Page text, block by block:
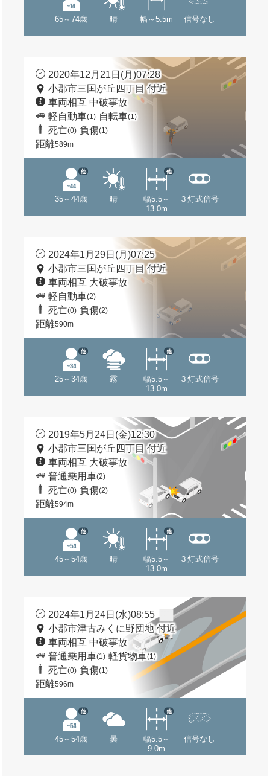
65～74歳 晴 幅～5.5m 信号なし
2020年12月21日(月)07:28
小郡市三国が丘四丁目 付近
車両相互 中破事故
軽自動車(1) 自転車(1)
死亡(0) 負傷(1)
距離589m
35～44歳
他
晴
幅5.5～
13.0m
他
３灯式信号
2024年1月29日(月)07:25
小郡市三国が丘四丁目 付近
車両相互 大破事故
軽自動車(2)
死亡(0) 負傷(2)
距離590m
25～34歳
他
霧
幅5.5～
13.0m
他
３灯式信号
2019年5月24日(金)12:30
小郡市三国が丘四丁目 付近
車両相互 大破事故
普通乗用車(2)
死亡(0) 負傷(2)
距離594m
45～54歳
他
晴
幅5.5～
13.0m
他
３灯式信号
2024年1月24日(水)08:55
小郡市津古みくに野団地 付近
車両相互 中破事故
普通乗用車(1) 軽貨物車(1)
死亡(0) 負傷(1)
距離596m
45～54歳
他
曇
幅5.5～
9.0m
他
信号なし